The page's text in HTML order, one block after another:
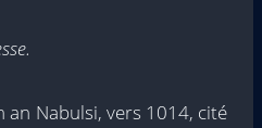
an Nabulsi, vers 1014, cité